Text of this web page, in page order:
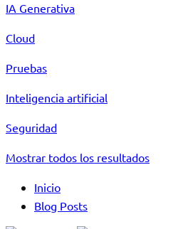
IA Generativa
Cloud
Pruebas
Inteligencia artificial
Seguridad
Mostrar todos los resultados
Inicio
Blog Posts